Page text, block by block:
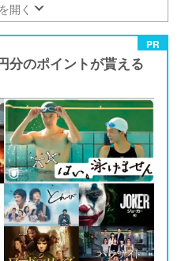
開く
PR
分のポイントが貰える